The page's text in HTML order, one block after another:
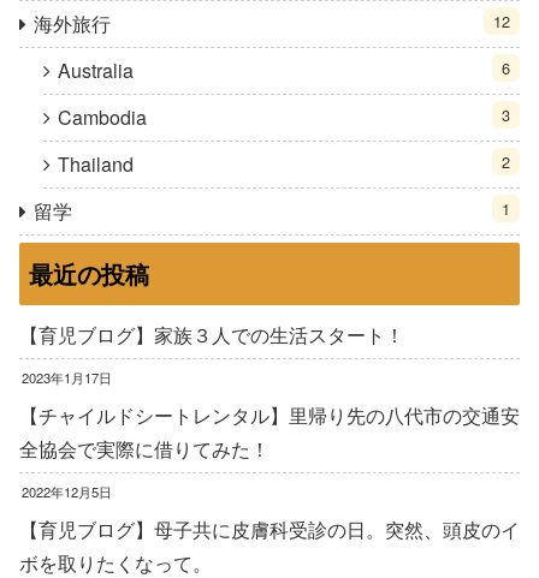
海外旅行 12
Australia 6
Cambodia 3
Thailand 2
留学 1
最近の投稿
【育児ブログ】家族３人での生活スタート！
2023年1月17日
【チャイルドシートレンタル】里帰り先の八代市の交通安
全協会で実際に借りてみた！
2022年12月5日
【育児ブログ】母子共に皮膚科受診の日。突然、頭皮のイ
ボを取りたくなって。